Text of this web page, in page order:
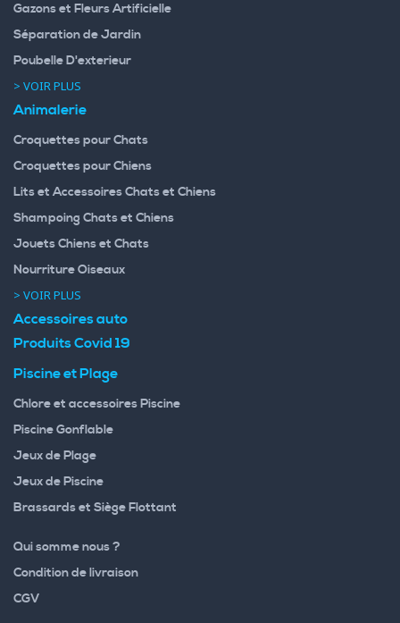
Gazons et Fleurs Artificielle
Séparation de Jardin
Poubelle D'exterieur
> VOIR PLUS
Animalerie
Croquettes pour Chats
Croquettes pour Chiens
Lits et Accessoires Chats et Chiens
Shampoing Chats et Chiens
Jouets Chiens et Chats
Nourriture Oiseaux
> VOIR PLUS
Accessoires auto
Produits Covid 19
Piscine et Plage
Chlore et accessoires Piscine
Piscine Gonflable
Jeux de Plage
Jeux de Piscine
Brassards et Siège Flottant
Qui somme nous ?
Condition de livraison
CGV